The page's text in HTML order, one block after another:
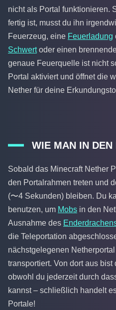
nicht als Portal funktionieren.
fertig ist, musst du ihn
Feuerzeug, eine Feuerladung
Schwertoder einen
genaue Feuerquelle ist nicht
Portal aktiviert und öffnet die
Nether für deine
WIE MAN IN
Sobald das Minecraft Nether
den Portalrahmen treten und
(〜4 Sekunden) bleiben. Du
benutzen, um Mobs in den
Ausnahme des
die Teleportation
nächstgelegenen
transportiert. Von dort aus
obwohl du jederzeit durch
kannst – schließlich handelt
Portale!